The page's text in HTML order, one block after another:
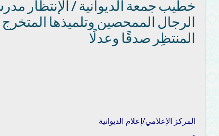
خطيب جمعة الديوانية / الإنتظار
الرجال الممحصين وتلميذها المتخرج
المنتظِر صدقًا وعدلًا
المركز الإعلامي/إعلام الديوانية